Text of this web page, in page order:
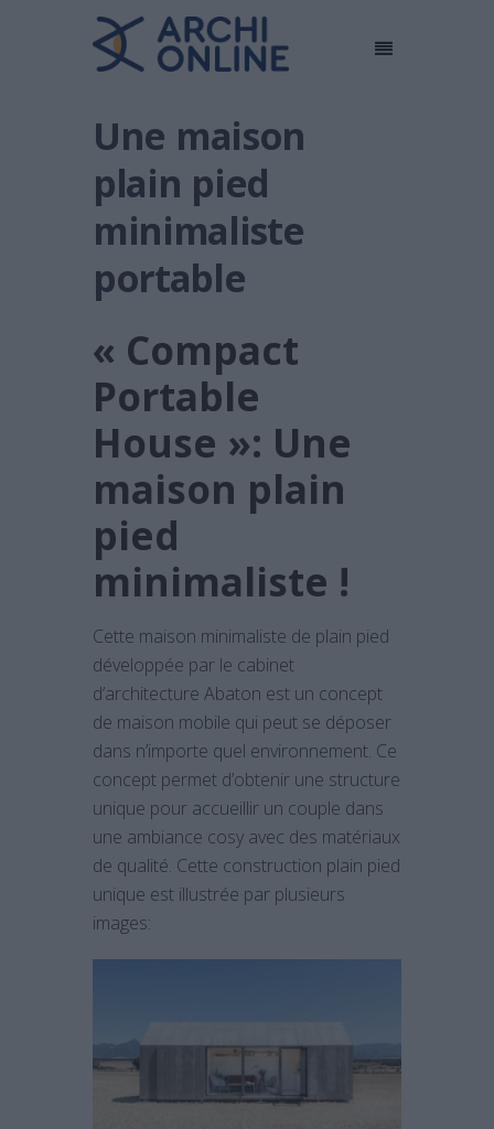
Une maison
plain pied
minimaliste
portable
« Compact
Portable
House »: Une
maison plain
pied
minimaliste !
Cette maison minimaliste de plain pied
développée par le cabinet
d’architecture Abaton est un concept
de maison mobile qui peut se déposer
dans n’importe quel environnement. Ce
concept permet d’obtenir une structure
unique pour accueillir un couple dans
une ambiance cosy avec des matériaux
de qualité. Cette construction plain pied
unique est illustrée par plusieurs
images: